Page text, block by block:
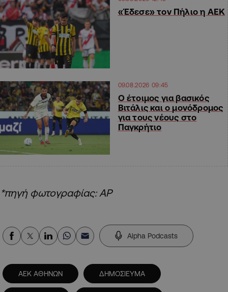
«Έδεσε» τον Πήλιο η ΑΕΚ
09.08.2026 09:45
Ο έτοιμος για βασικός
Βιτάλις και ο μονόδρομος
για τους νέους στο
Παγκρήτιο
*πηγή φωτογραφίας: AP
Alpha Podcasts
ΑΕΚ ΑΘΗΝΩΝ ΔΗΜΟΣΙΕΥΜΑ